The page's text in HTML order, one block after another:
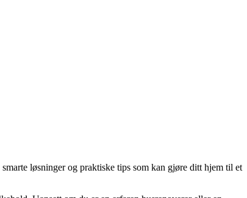
løsninger og praktiske tips som kan gjøre ditt hjem til et